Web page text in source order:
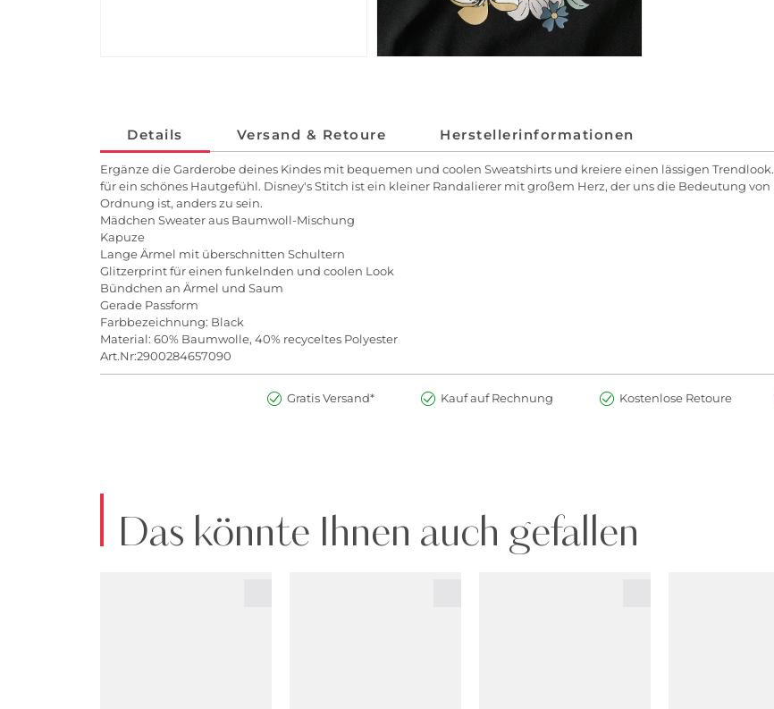
Details Versand & Retoure Herstellerinformationen
Ergänze die Garderobe deines Kindes mit bequemen und coolen Sweatshirts und kreiere einen lässigen
für ein schönes Hautgefühl. Disney's Stitch ist ein kleiner Randalierer mit großem Herz, der uns die Bedeutung
Ordnung ist, anders zu sein.
Mädchen Sweater aus Baumwoll-Mischung
Kapuze
Lange Ärmel mit überschnitten Schultern
Glitzerprint für einen funkelnden und coolen Look
Bündchen an Ärmel und Saum
Gerade Passform
Farbbezeichnung: Black
Material: 60% Baumwolle, 40% recyceltes Polyester
Art.Nr:2900284657090
Gratis Versand* Kauf auf Rechnung Kostenlose Retoure
Das könnte Ihnen auch gefallen